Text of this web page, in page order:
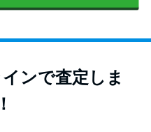
ンで査定しま